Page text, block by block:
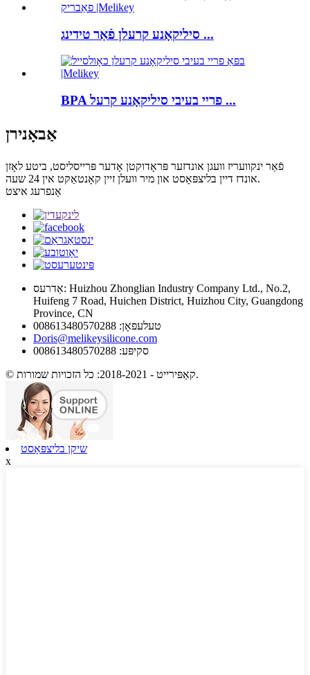
סיליקאָנע קרעלן פֿאַר טידינג ...
BPA פריי בעיבי סיליקאָנע קרעל ...
אַבאָנירן
פֿאַר ינקוועריז וועגן אונדזער פּראָדוקטן אָדער פּרייסליסט, ביטע לאָזן
אונדז דיין בליצפּאָסט און מיר וועלן זיין קאָנטאַקט אין 24 שעה.
אָנפרעג איצט
אַדרעס: Huizhou Zhonglian Industry Company Ltd., No.2,
Huifeng 7 Road, Huichen District, Huizhou City, Guangdong
Province, CN
טעלעפאָן: 008613480570288
Doris@melikeysilicone.com
סקיפּע: 008613480570288
© קאַפּירייט - 2018-2021: כל הזכויות שמורות.
שיקן בליצפּאָסט
x